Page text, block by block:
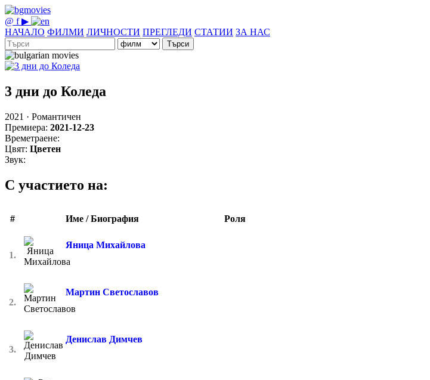
@ f ▶
НАЧАЛО ФИЛМИ ЛИЧНОСТИ ПРЕГЛЕДИ СТАТИИ ЗА НАС
Търси
3 дни до Коледа
2021 · Романтичен
Премиера: 2021-12-23
Времетраене:
Цвят: Цветен
Звук:
С участието на:
# Име / Биография Роля
1.
Яница Михайлова
2.
Мартин Светославов
3.
Денислав Димчев